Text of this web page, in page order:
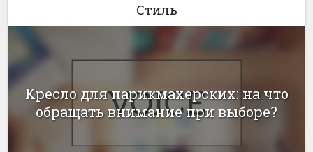
Стиль
Кресло для парикмахерских: на что
обращать внимание при выборе?